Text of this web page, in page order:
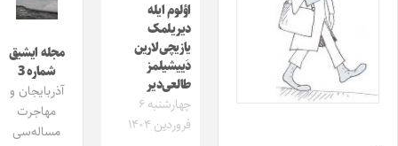
اؤلوم ایله
دیریلمک
یازیچی‌لارین
دَییشیلمز
طالعی‌دیر
چهارشنبه ۶
فروردین ۱۴۰۴
مجله ایشیق
شماره 3
آذربایجان و
مهاجرت
مساله‌سی